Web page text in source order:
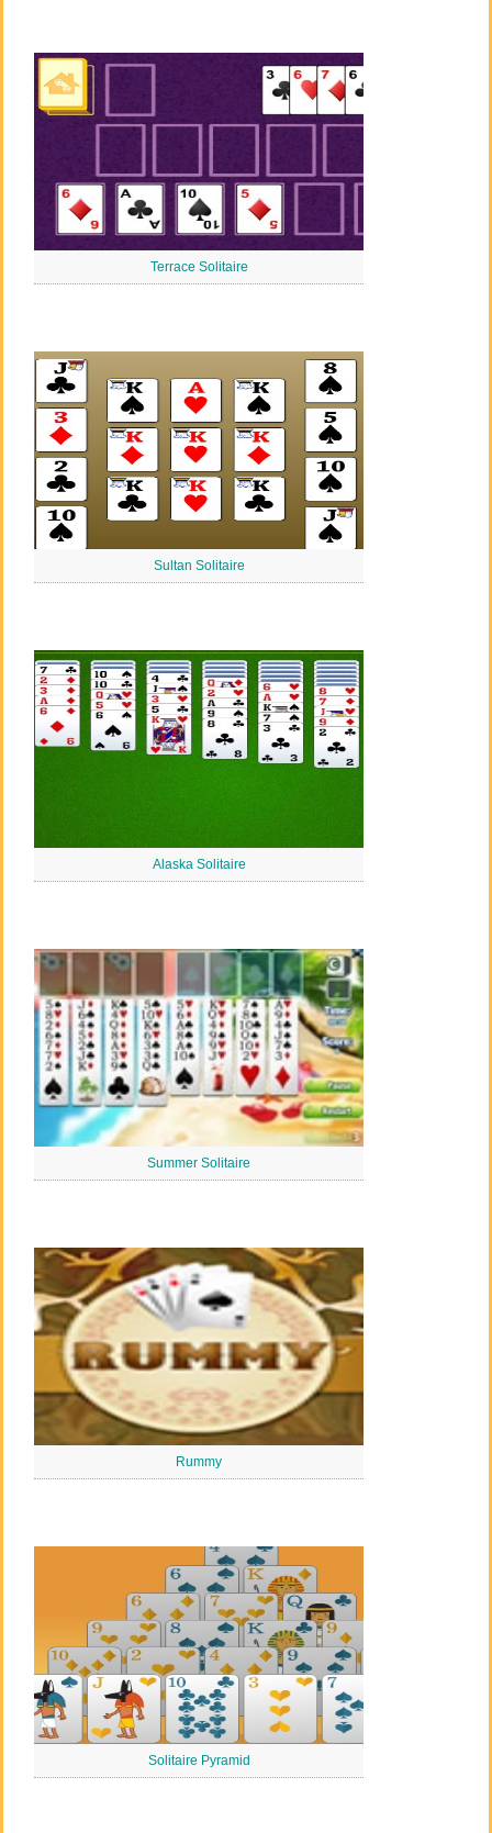
Terrace Solitaire
Sultan Solitaire
Alaska Solitaire
Summer Solitaire
Rummy
Solitaire Pyramid